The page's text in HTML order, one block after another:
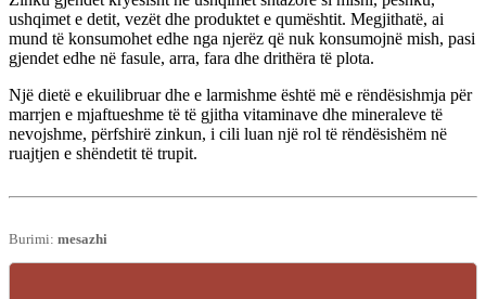
ushqimet e detit, vezët dhe produktet e qumështit. Megjithatë, ai
mund të konsumohet edhe nga njerëz që nuk konsumojnë mish, pasi
gjendet edhe në fasule, arra, fara dhe drithëra të plota.
Një dietë e ekuilibruar dhe e larmishme është më e rëndësishmja për
marrjen e mjaftueshme të të gjitha vitaminave dhe mineraleve të
nevojshme, përfshirë zinkun, i cili luan një rol të rëndësishëm në
ruajtjen e shëndetit të trupit.
Burimi: mesazhi